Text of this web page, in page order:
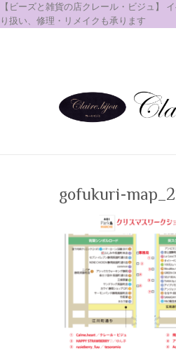
【ビーズと雑貨の店クレール・ビジュ】
り扱い、修理・リメイクも承ります
gofukuri-